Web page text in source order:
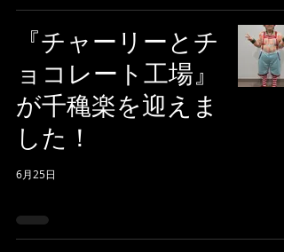
『チャーリーとチ
ョコレート工場』
が千穐楽を迎えま
した！
6月25日